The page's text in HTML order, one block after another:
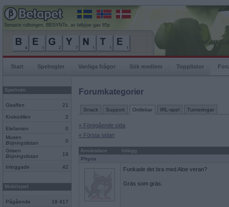
Senaste rullningen, BEGYNTe, av billyjoe gav 85p
Start Spelregler Vanliga frågor Sök medlem Topplistor
Spelrum
Giraffen 21
Krokodilen 2
Elefanten
0
Musen
Böjningslistan
0
Grisen
Böjningslistan
19
Inloggade 42
Mobilspel
Pågående 18 417
Forumkategorier
Snack Support Ordlekar IRL-spel Turneringar
« Föregående sida
« Första sidan
Användare
Inlägg
Phynx
Funkade det bra med Aloe veran?
Gräs som gräs.